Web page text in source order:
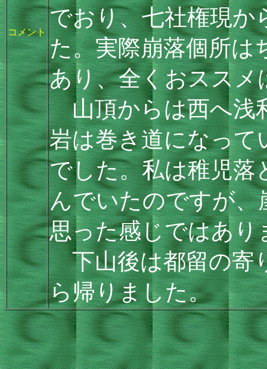
コメント
でおり、七社権現か
た。実際崩落個所は
あり、全くおスス
山頂からは西へ浅
岩は巻き道になって
でした。私は稚児落
んでいたのですが
思った感じではあり
下山後は都留の寄
ら帰りました。